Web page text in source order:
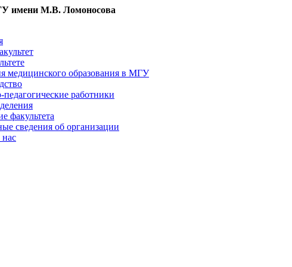
имени М.В. Ломоносова
медицинского образования в МГУ
работники
факультета
сведения об организации